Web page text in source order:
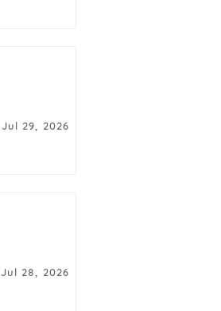
Jul 29, 2026
Jul 28, 2026